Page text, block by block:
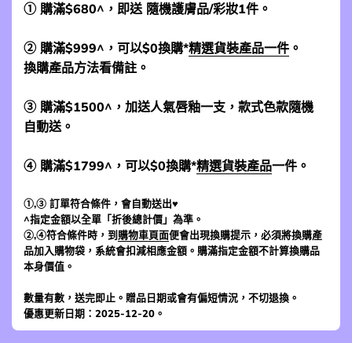
① 購滿$680^，即送 隨機護膚品/彩妝1件。
② 購滿$999^，可以$0換購*精選貨裝產品一件 。
換購產品方法看備註。
③ 購滿$1500^，加送人氣唇釉一支，款式色款隨機
自動送。
④ 購滿$1799^，可以$0換購*精選貨裝產品一件。
①,③ 訂單符合條件，會自動送出♥
^指定金額以全單「折後總計價」為準。
②,④符合條件時，到 購物車頁面便會出現換購提示，必須將換購產
品加入購物袋，系統會扣減相應金額。購滿指定金額不計算換購品
本身價值。
數量有數，送完即止。贈品日期或會有偏短情況，不切退換。
優惠更新日期：2025-12-20。